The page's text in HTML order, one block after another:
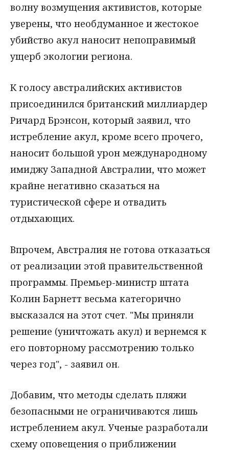
волну возмущения активистов, которые
уверены, что необдуманное и жестокое
убийство акул наносит непоправимый
ущерб экологии региона.
К голосу австралийских активистов
присоединился британский миллиардер
Ричард Брэнсон, который заявил, что
истребление акул, кроме всего прочего,
наносит большой урон международному
имиджу Западной Австралии, что может
крайне негативно сказаться на
туристической сфере и отвадить
отдыхающих.
Впрочем, Австралия не готова отказаться
от реализации этой правительственной
программы. Премьер-министр штата
Колин Барнетт весьма категорично
высказался на этот счет. "Мы приняли
решение (уничтожать акул) и вернемся к
его повторному рассмотрению только
через год", - заявил он.
Добавим, что методы сделать пляжи
безопасными не ограничиваются лишь
истреблением акул. Ученые разработали
схему оповещения о приближении